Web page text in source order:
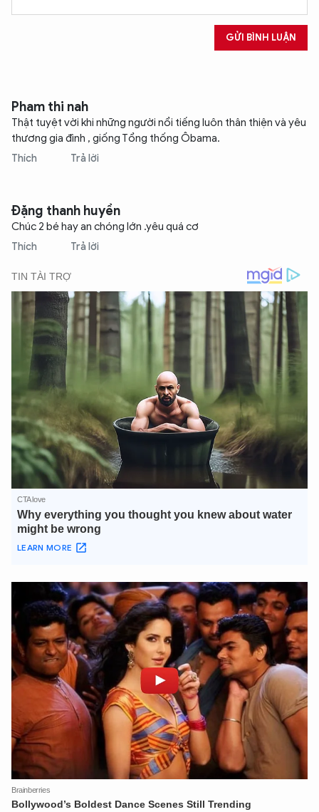
GỬI BÌNH LUẬN
Pham thi nah
Thật tuyệt vời khi những người nổi tiếng luôn thân thiện và yêu
thương gia đình , giống Tổng thống Ôbama.
Thích Trả lời
Đặng thanh huyền
Chúc 2 bé hay an chóng lớn .yêu quá cơ
Thích Trả lời